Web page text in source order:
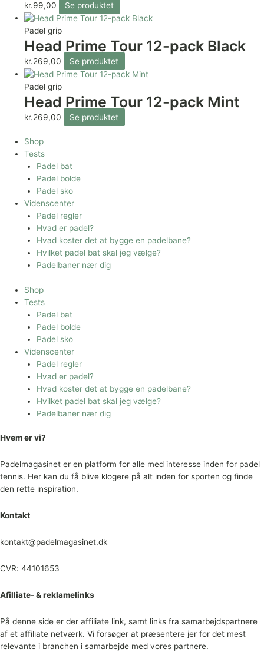
kr.99,00 Se produktet
Padel grip
Head Prime Tour 12-pack Black
kr.269,00 Se produktet
Padel grip
Head Prime Tour 12-pack Mint
kr.269,00 Se produktet
Shop
Tests
Padel bat
Padel bolde
Padel sko
Videnscenter
Padel regler
Hvad er padel?
Hvad koster det at bygge en padelbane?
Hvilket padel bat skal jeg vælge?
Padelbaner nær dig
Shop
Tests
Padel bat
Padel bolde
Padel sko
Videnscenter
Padel regler
Hvad er padel?
Hvad koster det at bygge en padelbane?
Hvilket padel bat skal jeg vælge?
Padelbaner nær dig
Hvem er vi?
Padelmagasinet er en platform for alle med interesse inden for padel
tennis. Her kan du få blive klogere på alt inden for sporten og finde
den rette inspiration.
Kontakt
kontakt@padelmagasinet.dk
CVR: 44101653
Afilliate- & reklamelinks
På denne side er der affiliate link, samt links fra samarbejdspartnere
af et affiliate netværk. Vi forsøger at præsentere jer for det mest
relevante i branchen i samarbejde med vores partnere.